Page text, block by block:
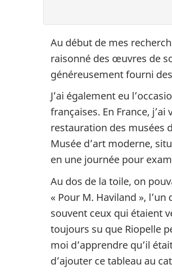
Au début de mes
raisonné des œuvres de
généreusement fourni
J’ai également eu
françaises. En France,
restauration des musées
Musée d’art moderne,
en une journée pour
Au dos de la toile, on
« Pour M. Haviland »,
souvent ceux qui étaient
toujours su que Riopelle
moi d’apprendre qu’il
d’ajouter ce tableau au